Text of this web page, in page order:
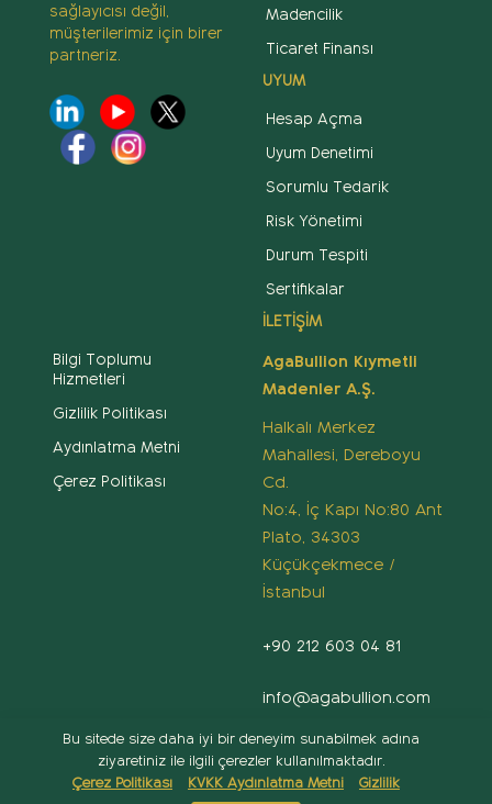
Bu sitede size daha iyi bir deneyim sunabilmek adına
ziyaretiniz ile ilgili çerezler kullanılmaktadır.
Çerez Politikası
KVKK Aydınlatma Metni Gizlilik
sağlayıcısı değil,
müşterilerimiz için birer
partneriz.
Madencilik
Ticaret Finansı
UYUM
Hesap Açma
Uyum Denetimi
Sorumlu Tedarik
Risk Yönetimi
Durum Tespiti
Sertifikalar
Bilgi Toplumu
Hizmetleri
Gizlilik Politikası
Aydınlatma Metni
Çerez Politikası
İLETİŞİM
AgaBullion Kıymetli
Madenler A.Ş.
Halkalı Merkez
Mahallesi, Dereboyu
Cd.
No:4, İç Kapı No:80 Ant
Plato, 34303
Küçükçekmece /
İstanbul
+90 212 603 04 81
info@agabullion.com